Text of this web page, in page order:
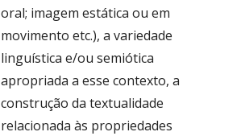
oral; imagem estática ou em
movimento etc.), a variedade
linguística e/ou semiótica
apropriada a esse contexto, a
construção da textualidade
relacionada às propriedades